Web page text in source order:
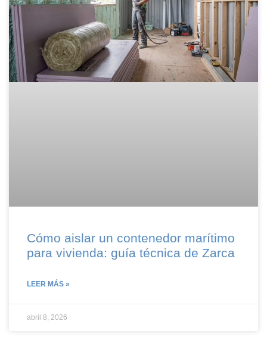
Cómo aislar un contenedor marítimo
para vivienda: guía técnica de Zarca
LEER MÁS »
abril 8, 2026